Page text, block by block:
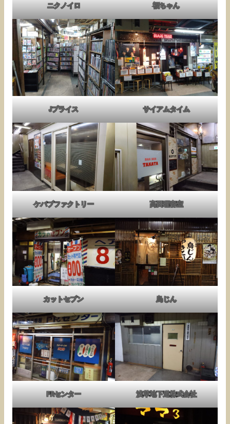
ニクノイロ 福ちゃん
Jプライス サイアムタイム
ケバブファクトリー 高田理容室
カットセブン 鳥じん
PRセンター 浅草地下道株式会社